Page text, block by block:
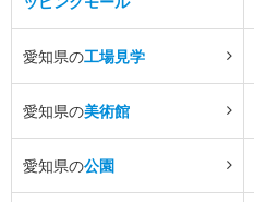
愛知県の工場見学
愛知県の美術館
愛知県の公園